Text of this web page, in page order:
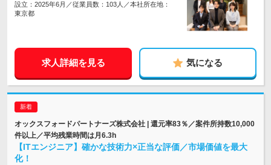
設立：2025年6月／従業員数：103人／本社所在地：
東京都
求人詳細を見る 気になる
オックスフォードパートナーズ株式会社 | 還元率83％／案件所持数10,000
件以上／平均残業時間は月6.3h
【ITエンジニア】確かな技術力×正当な評価／市場価値を最大
化！